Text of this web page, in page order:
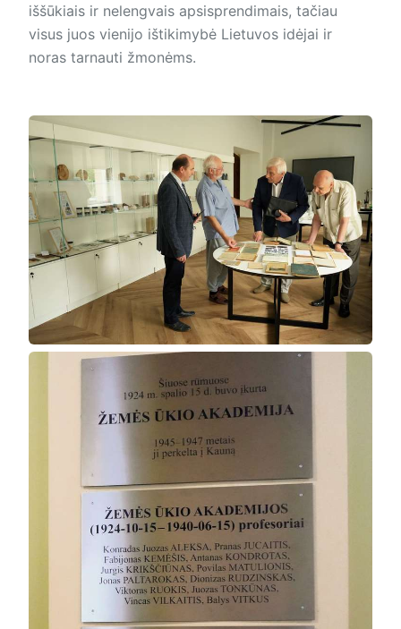
iššūkiais ir nelengvais apsisprendimais, tačiau
visus juos vienijo ištikimybė Lietuvos idėjai ir
noras tarnauti žmonėms.